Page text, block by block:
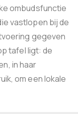
ombudsfunctie
vastlopen bij de
gegeven
tafel ligt: de
in haar
om een lokale